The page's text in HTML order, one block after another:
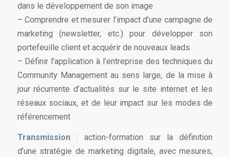
dans le développement de son image
– Comprendre et mesurer l’impact d’une campagne de
marketing (newsletter, etc.) pour développer son
portefeuille client et acquérir de nouveaux leads
– Définir l’application à l’entreprise des techniques du
Community Management au sens large, de la mise à
jour récurrente d’actualités sur le site internet et les
réseaux sociaux, et de leur impact sur les modes de
référencement
Transmission: action-formation sur la définition
d’une stratégie de marketing digitale, avec mesures,